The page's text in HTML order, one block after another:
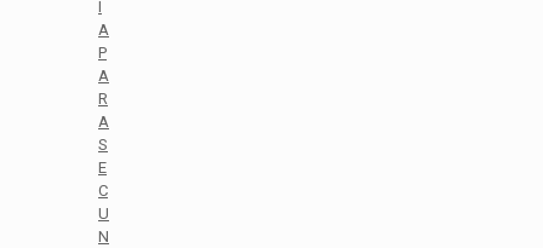
Í
A
P
A
R
A
S
E
C
U
N